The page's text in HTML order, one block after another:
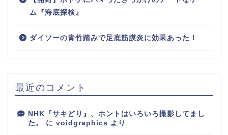
ム『海底探検』
ダイソーの青竹踏みで足底筋膜炎に効果あった！
最近のコメント
NHK『サキどり』、ホントはいろいろ撮影してまし
た。
に voidgraphics より